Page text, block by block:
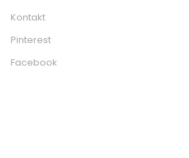
Kontakt
Pinterest
Facebook